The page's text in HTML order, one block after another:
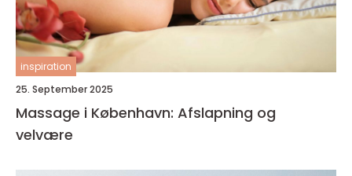
inspiration
25. September 2025
Massage i København: Afslapning og
velvære